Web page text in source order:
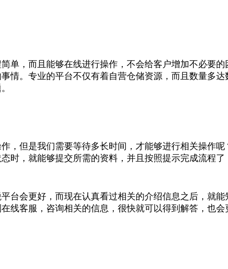
单，而且能够在线进行操作，不会给客户增加不必要
情。专业的平台不仅有着自营仓储资源，而且数量多
，但是我们需要等待多长时间，才能够进行相关操作
时，就能够提交所需的资料，并且按照提示完成流程
台会更好，而现在认真看过相关的介绍信息之后，就
线客服，咨询相关的信息，很快就可以得到解答，也